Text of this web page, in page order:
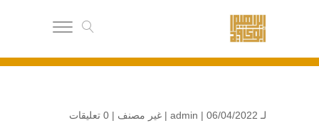
لـ admin | 06/04/2022 | غير مصنف | 0 تعليقات